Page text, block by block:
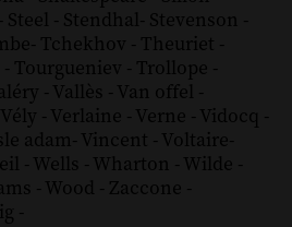
- Steel - Stendhal- Stevenson -
- Tchekhov - Theuriet -
- Tourgueniev - Trollope -
- Vallès - Van offel -
Vély - Verlaine - Verne - Vidocq -
adam- Vincent - Voltaire-
- Wells - Wharton - Wilde -
- Wood - Zaccone -
-